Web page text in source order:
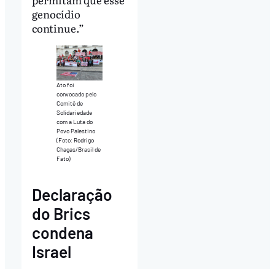
genocídio
continue.”
Ato foi
convocado pelo
Comitê de
Solidariedade
com a Luta do
Povo Palestino
(Foto: Rodrigo
Chagas/Brasil de
Fato)
Declaração
do Brics
condena
Israel